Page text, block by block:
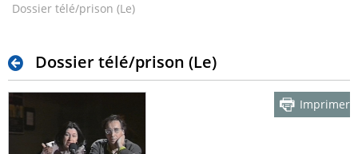
Dossier télé/prison (Le)
Dossier télé/prison (Le)
Imprimer